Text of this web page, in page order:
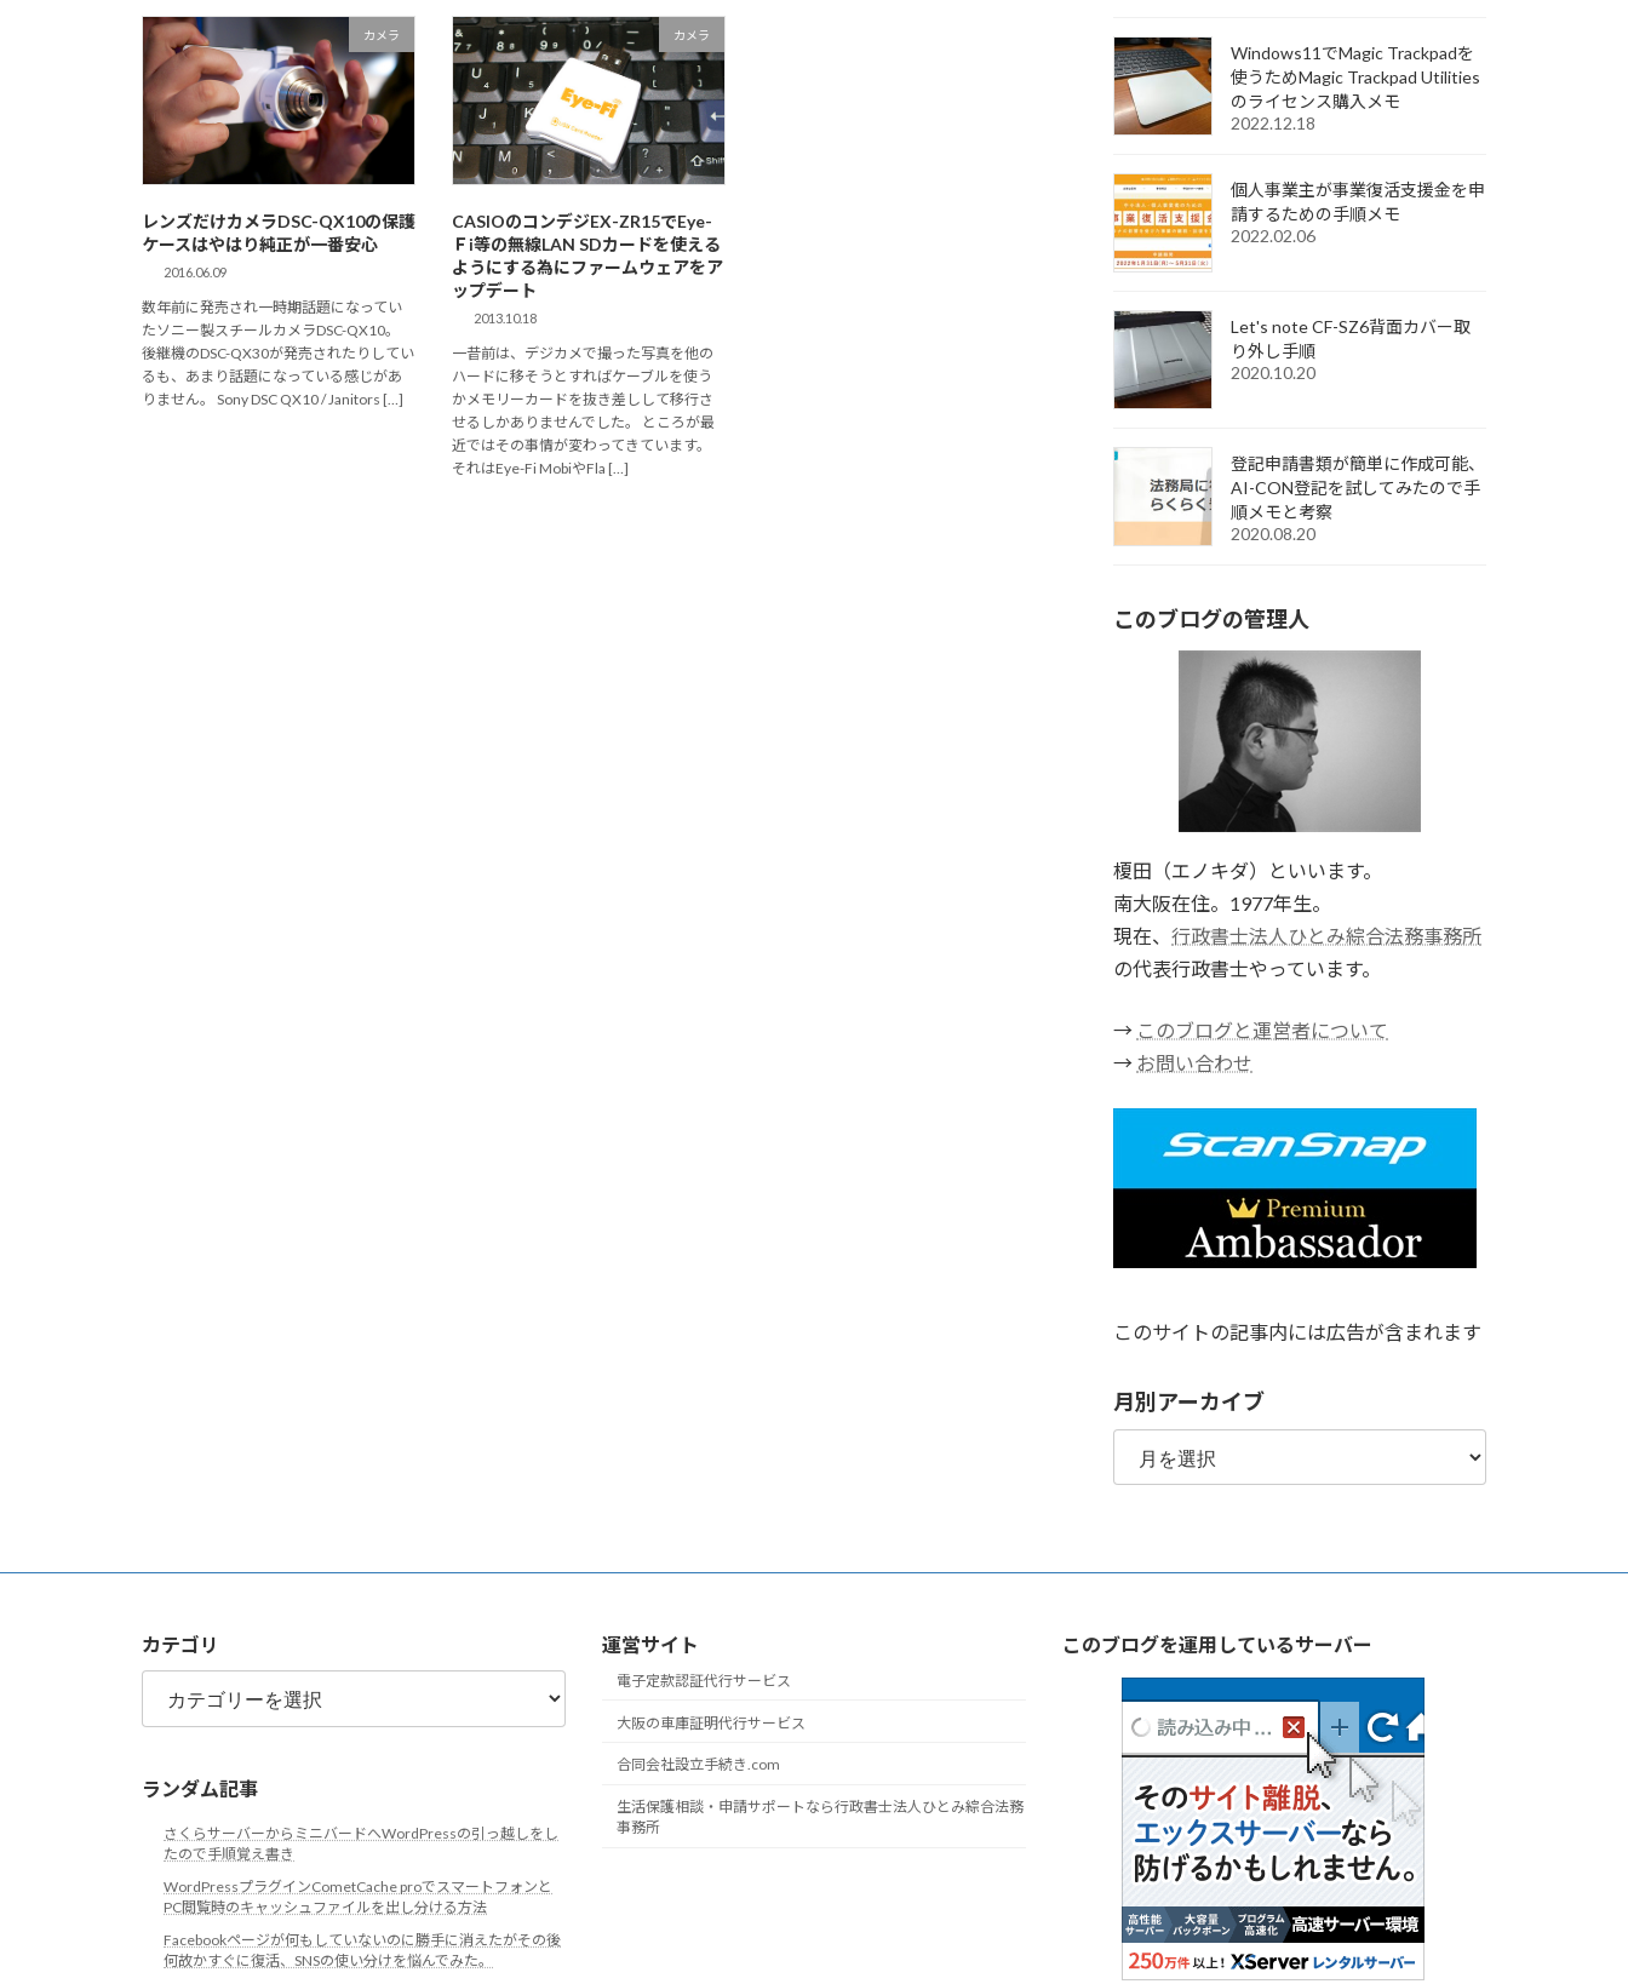
カメラ
レンズだけカメラDSC-QX10の保護
ケースはやはり純正が一番安心
2016.06.09
数年前に発売され一時期話題になってい
たソニー製スチールカメラDSC-QX10。
後継機のDSC-QX30が発売されたりしてい
るも、あまり話題になっている感じがあ
りません。 Sony DSC QX10 / Janitors […]
カメラ
CASIOのコンデジEX-ZR15でEye-
Ｆi等の無線LAN SDカードを使える
ようにする為にファームウェアをア
ップデート
2013.10.18
一昔前は、デジカメで撮った写真を他の
ハードに移そうとすればケーブルを使う
かメモリーカードを抜き差しして移行さ
せるしかありませんでした。 ところが最
近ではその事情が変わってきています。
それはEye-Fi MobiやFla […]
Windows11でMagic Trackpadを
使うためMagic Trackpad Utilities
のライセンス購入メモ
2022.12.18
個人事業主が事業復活支援金を申
請するための手順メモ
2022.02.06
Let's note CF-SZ6背面カバー取
り外し手順
2020.10.20
登記申請書類が簡単に作成可能、
AI-CON登記を試してみたので手
順メモと考察
2020.08.20
このブログの管理人
榎田（エノキダ）といいます。
南大阪在住。1977年生。
現在、行政書士法人ひとみ綜合法務事務所
の代表行政書士やっています。
→ このブログと運営者について
→ お問い合わせ
このサイトの記事内には広告が含まれます
月別アーカイブ
月
ア
イ
カテゴリ
カ
リ
ランダム記事
さくらサーバーからミニバードへWordPressの引っ越しをし
たので手順覚え書き
WordPressプラグインCometCache proでスマートフォンと
PC閲覧時のキャッシュファイルを出し分ける方法
Facebookページが何もしていないのに勝手に消えたがその後
何故かすぐに復活、SNSの使い分けを悩んでみた。
運営サイト
電子定款認証代行サービス
大阪の車庫証明代行サービス
合同会社設立手続き.com
生活保護相談・申請サポートなら行政書士法人ひとみ綜合法務
事務所
このブログを運用しているサーバー